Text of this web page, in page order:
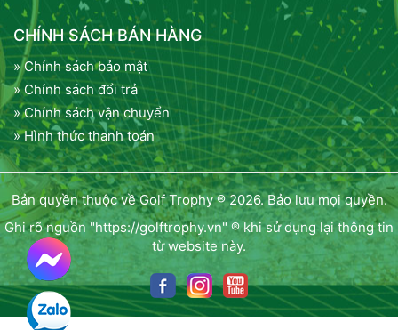
CHÍNH SÁCH BÁN HÀNG
» Chính sách bảo mật
» Chính sách đổi trả
» Chính sách vận chuyển
» Hình thức thanh toán
Bản quyền thuộc về Golf Trophy ® 2026. Bảo lưu mọi quyền.
Ghi rõ nguồn "https://golftrophy.vn" ® khi sử dụng lại thông tin
từ website này.